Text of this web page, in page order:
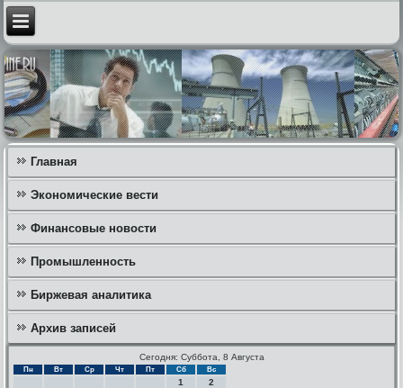
Главная
Экономические вести
Финансовые новости
Промышленность
Биржевая аналитика
Архив записей
Сегодня: Суббота, 8 Августа
Пн Вт Ср Чт Пт Сб Вс
1
2